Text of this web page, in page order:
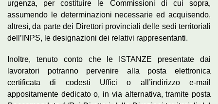
urgenza, per costituire le Commissioni di cui sopra,
assumendo le determinazioni necessarie ed acquisendo,
altresì, da parte dei Direttori provinciali delle sedi territoriali
dell’INPS, le designazioni dei relativi rappresentanti.
Inoltre, tenuto conto che le ISTANZE presentate dai
lavoratori potranno pervenire alla posta elettronica
certificata di codesti Uffici o all’indirizzo e-mail
appositamente dedicato o, in via alternativa, tramite posta